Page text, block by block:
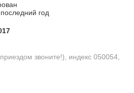
год
звоните!), индекс 050054,